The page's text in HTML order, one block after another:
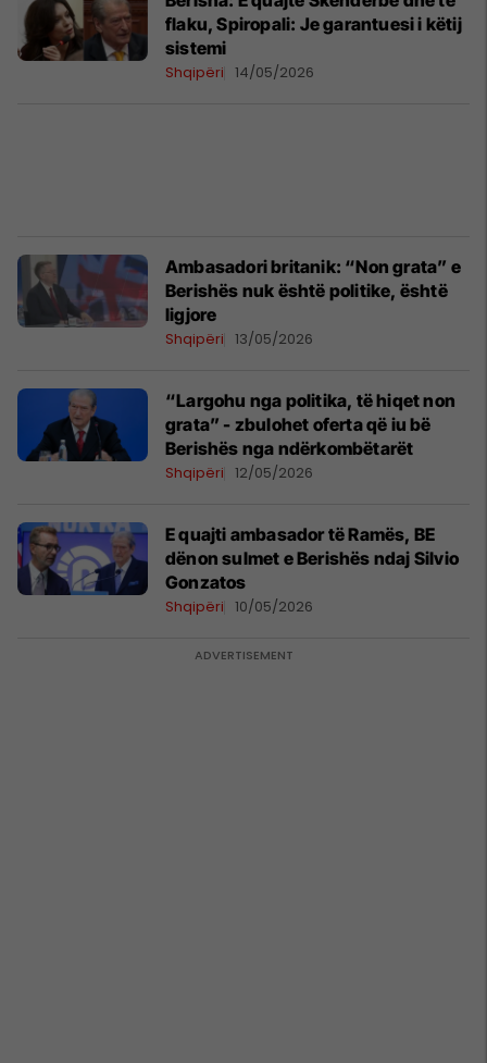
flaku, Spiropali: Je garantuesi i këtij
sistemi
Shqipëri 14/05/2026
Ambasadori britanik: “Non grata” e
Berishës nuk është politike, është
ligjore
Shqipëri 13/05/2026
“Largohu nga politika, të hiqet non
grata” - zbulohet oferta që iu bë
Berishës nga ndërkombëtarët
Shqipëri 12/05/2026
E quajti ambasador të Ramës, BE
dënon sulmet e Berishës ndaj Silvio
Gonzatos
Shqipëri 10/05/2026